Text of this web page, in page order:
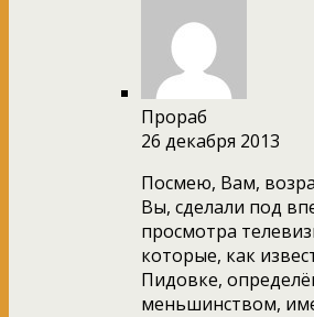
Прораб
26 декабря 2013
Посмею, Вам,
Вы, сделали под
просмотра
которые, как
Пидовке,
меньшинством,